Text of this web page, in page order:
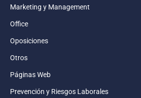
Marketing y Management
Office
Oposiciones
Otros
Páginas Web
Prevención y Riesgos Laborales